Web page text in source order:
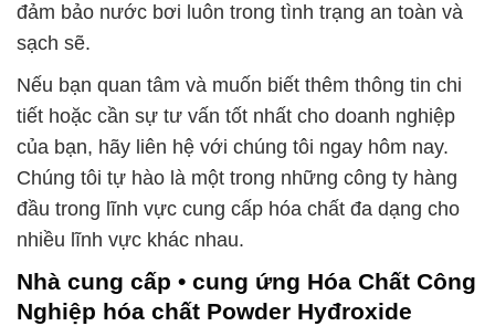
đảm bảo nước bơi luôn trong tình trạng an toàn và
sạch sẽ.
Nếu bạn quan tâm và muốn biết thêm thông tin chi
tiết hoặc cần sự tư vấn tốt nhất cho doanh nghiệp
của bạn, hãy liên hệ với chúng tôi ngay hôm nay.
Chúng tôi tự hào là một trong những công ty hàng
đầu trong lĩnh vực cung cấp hóa chất đa dạng cho
nhiều lĩnh vực khác nhau.
Nhà cung cấp • cung ứng Hóa Chất Công
Nghiệp hóa chất Powder Hyđroxide